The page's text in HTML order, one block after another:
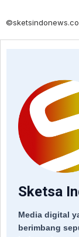
Sketsa
Media digital
berimbang